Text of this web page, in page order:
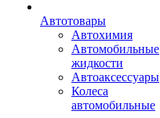
Автотовары
Автохимия
Автомобильные
жидкости
Автоаксессуары
Колеса
автомобильные